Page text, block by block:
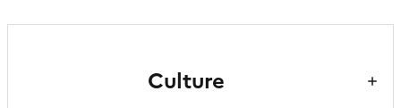
Culture